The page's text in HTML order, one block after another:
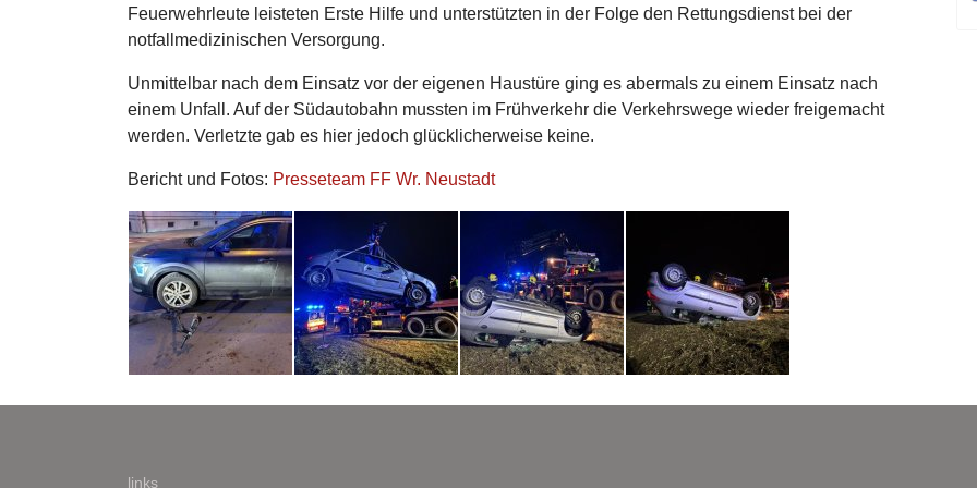
Feuerwehrleute leisteten Erste Hilfe und unterstützten in der Folge den Rettungsdienst bei der
notfallmedizinischen Versorgung.
Unmittelbar nach dem Einsatz vor der eigenen Haustüre ging es abermals zu einem Einsatz nach
einem Unfall. Auf der Südautobahn mussten im Frühverkehr die Verkehrswege wieder freigemacht
werden. Verletzte gab es hier jedoch glücklicherweise keine.
Bericht und Fotos: Presseteam FF Wr. Neustadt
links